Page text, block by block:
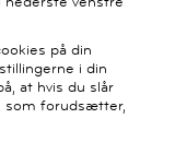
på din
i din
at hvis du slår
som forudsætter,